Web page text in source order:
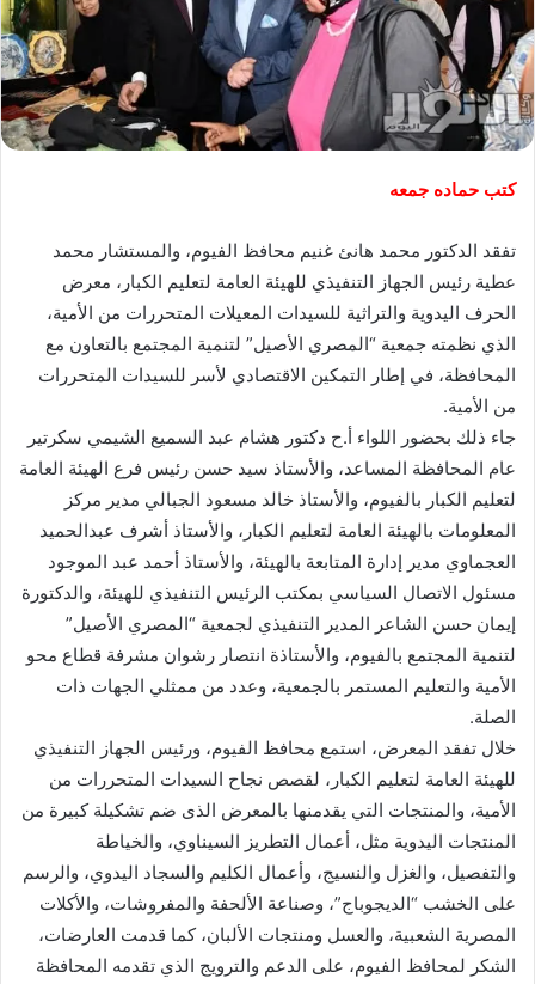
كتب حماده جمعه
تفقد الدكتور محمد هانئ غنيم محافظ الفيوم، والمستشار محمد
عطية رئيس الجهاز التنفيذي للهيئة العامة لتعليم الكبار، معرض
الحرف اليدوية والتراثية للسيدات المعيلات المتحررات من الأمية،
الذي نظمته جمعية “المصري الأصيل” لتنمية المجتمع بالتعاون مع
المحافظة، في إطار التمكين الاقتصادي لأسر للسيدات المتحررات
من الأمية.
جاء ذلك بحضور اللواء أ.ح دكتور هشام عبد السميع الشيمي سكرتير
عام المحافظة المساعد، والأستاذ سيد حسن رئيس فرع الهيئة العامة
لتعليم الكبار بالفيوم، والأستاذ خالد مسعود الجبالي مدير مركز
المعلومات بالهيئة العامة لتعليم الكبار، والأستاذ أشرف عبدالحميد
العجماوي مدير إدارة المتابعة بالهيئة، والأستاذ أحمد عبد الموجود
مسئول الاتصال السياسي بمكتب الرئيس التنفيذي للهيئة، والدكتورة
إيمان حسن الشاعر المدير التنفيذي لجمعية “المصري الأصيل”
لتنمية المجتمع بالفيوم، والأستاذة انتصار رشوان مشرفة قطاع محو
الأمية والتعليم المستمر بالجمعية، وعدد من ممثلي الجهات ذات
الصلة.
خلال تفقد المعرض، استمع محافظ الفيوم، ورئيس الجهاز التنفيذي
للهيئة العامة لتعليم الكبار، لقصص نجاح السيدات المتحررات من
الأمية، والمنتجات التي يقدمنها بالمعرض الذى ضم تشكيلة كبيرة من
المنتجات اليدوية مثل، أعمال التطريز السيناوي، والخياطة
والتفصيل، والغزل والنسيج، وأعمال الكليم والسجاد اليدوي، والرسم
على الخشب “الديجوباج”، وصناعة الألحفة والمفروشات، والأكلات
المصرية الشعبية، والعسل ومنتجات الألبان، كما قدمت العارضات،
الشكر لمحافظ الفيوم، على الدعم والترويج الذي تقدمه المحافظة